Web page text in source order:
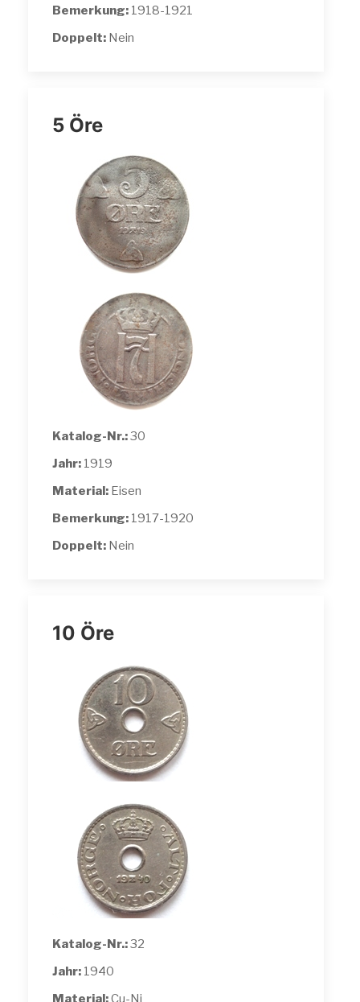
Bemerkung: 1918-1921
Doppelt: Nein
5 Öre
Katalog-Nr.:30
Jahr: 1919
Material: Eisen
Bemerkung: 1917-1920
Doppelt: Nein
10 Öre
Katalog-Nr.:32
Jahr: 1940
Material:Cu-Ni